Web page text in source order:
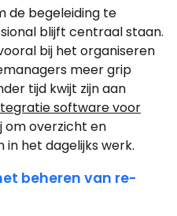
de begeleiding te
blijft centraal staan.
bij het organiseren
meer grip
tijd kwijt zijn aan
software voor
om overzicht en
het dagelijks werk.
beheren van re-